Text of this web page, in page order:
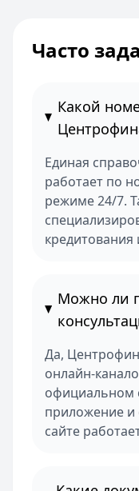
Часто
Какой
Единая
работает по
режиме 24/7.
кредитования
Можно ли
Да,
онлайн-
официальном
приложение и
сайте